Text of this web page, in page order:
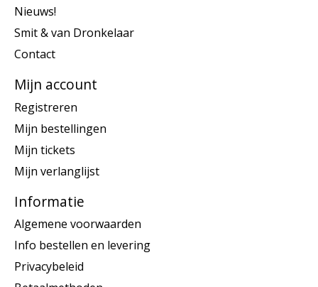
Nieuws!
Smit & van Dronkelaar
Contact
Mijn account
Registreren
Mijn bestellingen
Mijn tickets
Mijn verlanglijst
Informatie
Algemene voorwaarden
Info bestellen en levering
Privacybeleid